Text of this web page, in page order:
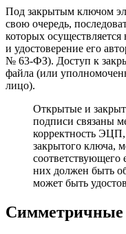
Под закрытым ключом
свою очередь,
которых
и удостоверение его
№ 63-ФЗ). Доступ к
файла (или
лицо).
Открытые и
подписи связаны
корректность
закрытого ключа,
соответствующего
них должен быть
может быть
Симметричные